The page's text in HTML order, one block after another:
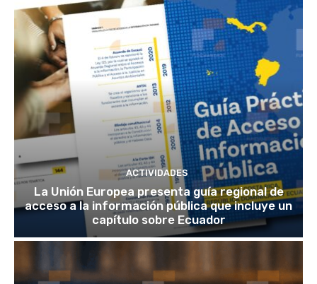
ACTIVIDADES
La Unión Europea presenta guía regional de
acceso a la información pública que incluye un
capítulo sobre Ecuador